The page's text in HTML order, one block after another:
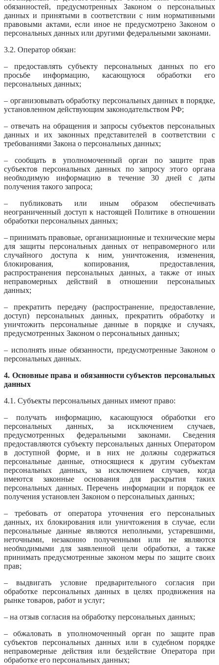
обязанностей, предусмотренных Законом о персональных
данных и принятыми в соответствии с ним нормативными
правовыми актами, если иное не предусмотрено Законом о
персональных данных или другими федеральными законами.
3.2. Оператор обязан:
– предоставлять субъекту персональных данных по его
просьбе информацию, касающуюся обработки его
персональных данных;
– организовывать обработку персональных данных в порядке,
установленном действующим законодательством РФ;
– отвечать на обращения и запросы субъектов персональных
данных и их законных представителей в соответствии с
требованиями Закона о персональных данных;
– сообщать в уполномоченный орган по защите прав
субъектов персональных данных по запросу этого органа
необходимую информацию в течение 30 дней с даты
получения такого запроса;
– публиковать или иным образом обеспечивать
неограниченный доступ к настоящей Политике в отношении
обработки персональных данных;
– принимать правовые, организационные и технические меры
для защиты персональных данных от неправомерного или
случайного доступа к ним, уничтожения, изменения,
блокирования, копирования, предоставления,
распространения персональных данных, а также от иных
неправомерных действий в отношении персональных
данных;
– прекратить передачу (распространение, предоставление,
доступ) персональных данных, прекратить обработку и
уничтожить персональные данные в порядке и случаях,
предусмотренных Законом о персональных данных;
– исполнять иные обязанности, предусмотренные Законом о
персональных данных.
4. Основные права и обязанности субъектов персональных
данных
4.1. Субъекты персональных данных имеют право:
– получать информацию, касающуюся обработки его
персональных данных, за исключением случаев,
предусмотренных федеральными законами. Сведения
предоставляются субъекту персональных данных Оператором
в доступной форме, и в них не должны содержаться
персональные данные, относящиеся к другим субъектам
персональных данных, за исключением случаев, когда
имеются законные основания для раскрытия таких
персональных данных. Перечень информации и порядок ее
получения установлен Законом о персональных данных;
– требовать от оператора уточнения его персональных
данных, их блокирования или уничтожения в случае, если
персональные данные являются неполными, устаревшими,
неточными, незаконно полученными или не являются
необходимыми для заявленной цели обработки, а также
принимать предусмотренные законом меры по защите своих
прав;
– выдвигать условие предварительного согласия при
обработке персональных данных в целях продвижения на
рынке товаров, работ и услуг;
– на отзыв согласия на обработку персональных данных;
– обжаловать в уполномоченный орган по защите прав
субъектов персональных данных или в судебном порядке
неправомерные действия или бездействие Оператора при
обработке его персональных данных;